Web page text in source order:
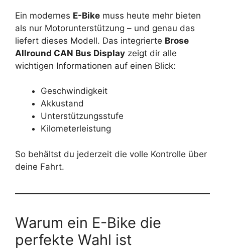
Ein modernes E-Bike muss heute mehr bieten
als nur Motorunterstützung – und genau das
liefert dieses Modell. Das integrierte Brose
Allround CAN Bus Display zeigt dir alle
wichtigen Informationen auf einen Blick:
Geschwindigkeit
Akkustand
Unterstützungsstufe
Kilometerleistung
So behältst du jederzeit die volle Kontrolle über
deine Fahrt.
Warum ein E-Bike die
perfekte Wahl ist